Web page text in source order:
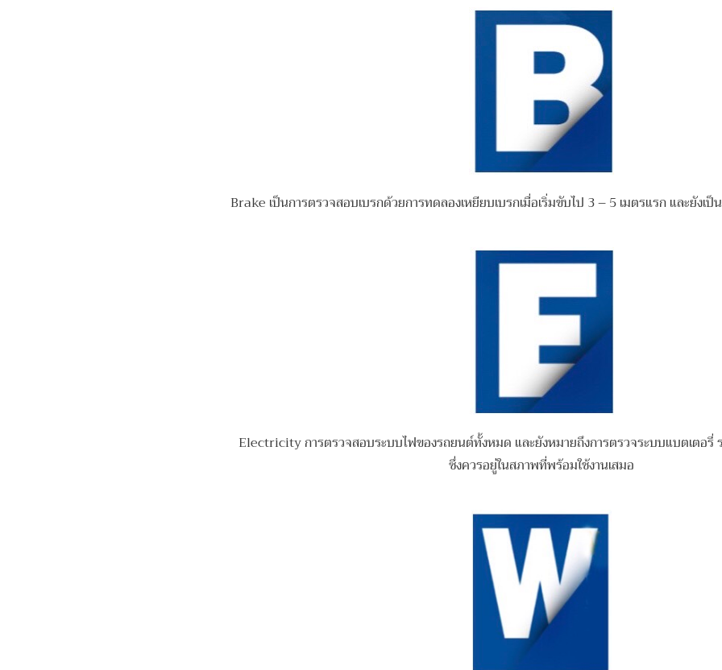
Brake เป็นการตรวจสอบเบรกด้วยการทดลองเหยียบเบรกเมื่อเริ่มขับไป 3 – 5 เมตรแรก และยังเ
Electricity การตรวจสอบระบบไฟของรถยนต์ทั้งหมด และยังหมายถึงการตรวจระบบแบตเตอรี่
ซึ่งควรอยู่ในสภาพที่พร้อมใช้งานเสมอ